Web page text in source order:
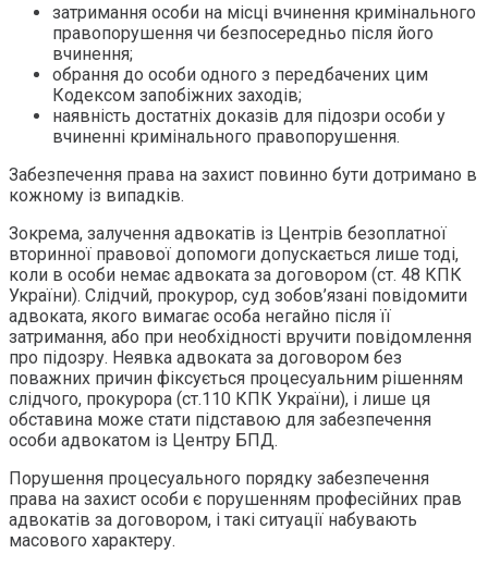
затримання особи на місці вчинення кримінального
правопорушення чи безпосередньо після його
вчинення;
обрання до особи одного з передбачених цим
Кодексом запобіжних заходів;
наявність достатніх доказів для підозри особи у
вчиненні кримінального правопорушення.
Забезпечення права на захист повинно бути дотримано в
кожному із випадків.
Зокрема, залучення адвокатів із Центрів безоплатної
вторинної правової допомоги допускається лише тоді,
коли в особи немає адвоката за договором (ст. 48 КПК
України). Слідчий, прокурор, суд зобов’язані повідомити
адвоката, якого вимагає особа негайно після її
затримання, або при необхідності вручити повідомлення
про підозру. Неявка адвоката за договором без
поважних причин фіксується процесуальним рішенням
слідчого, прокурора (ст.110 КПК України), і лише ця
обставина може стати підставою для забезпечення
особи адвокатом із Центру БПД.
Порушення процесуального порядку забезпечення
права на захист особи є порушенням професійних прав
адвокатів за договором, і такі ситуації набувають
масового характеру.